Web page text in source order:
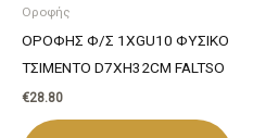
Οροφής
ΟΡΟΦΗΣ Φ/Σ 1ΧGU10 ΦΥΣΙΚΟ
ΤΣΙΜΕΝΤΟ D7XH32CM FALTSO
€28.80